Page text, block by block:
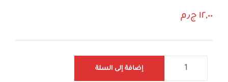
١٢,٠٠ ج٫م
إضافة إلى السلة